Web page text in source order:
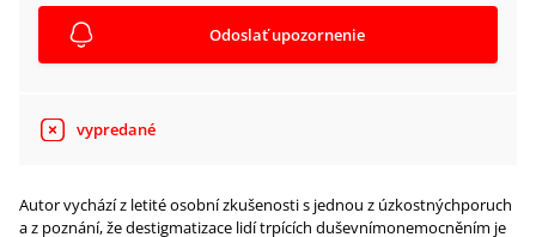
Odoslať upozornenie
vypredané
Autor vychází z letité osobní zkušenosti s jednou z úzkostnýchporuch
a z poznání, že destigmatizace lidí trpících duševnímonemocněním je